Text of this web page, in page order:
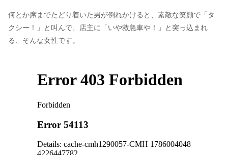
何とか席までたどり着いた男が倒れかけると、素敵な笑顔で「タ
クシー！」と叫んで、店主に「いや救急車や！」と突っ込まれ
る、そんな女性です。